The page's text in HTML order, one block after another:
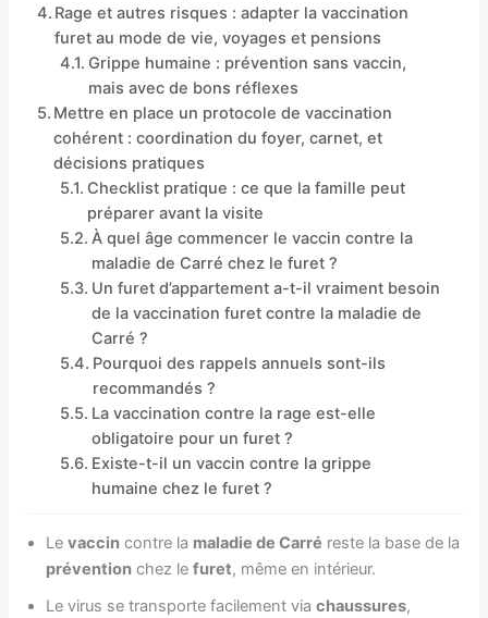
Rage et autres risques : adapter la vaccination
furet au mode de vie, voyages et pensions
Grippe humaine : prévention sans vaccin,
mais avec de bons réflexes
Mettre en place un protocole de vaccination
cohérent : coordination du foyer, carnet, et
décisions pratiques
Checklist pratique : ce que la famille peut
préparer avant la visite
À quel âge commencer le vaccin contre la
maladie de Carré chez le furet ?
Un furet d’appartement a-t-il vraiment besoin
de la vaccination furet contre la maladie de
Carré ?
Pourquoi des rappels annuels sont-ils
recommandés ?
La vaccination contre la rage est-elle
obligatoire pour un furet ?
Existe-t-il un vaccin contre la grippe
humaine chez le furet ?
Levaccin contre la maladie de Carré reste la base de la
prévention chez lefuret, même en intérieur.
Le virus se transporte facilement viachaussures,